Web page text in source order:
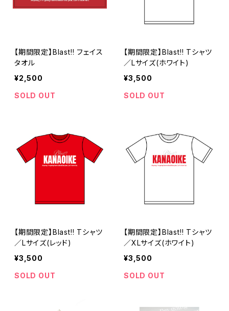
【期間限定】Blast!! フェイス
タオル
¥2,500
SOLD OUT
【期間限定】Blast!! Tシャツ
／Lサイズ(ホワイト)
¥3,500
SOLD OUT
【期間限定】Blast!! Tシャツ
／Lサイズ(レッド)
¥3,500
SOLD OUT
【期間限定】Blast!! Tシャツ
／XLサイズ(ホワイト)
¥3,500
SOLD OUT